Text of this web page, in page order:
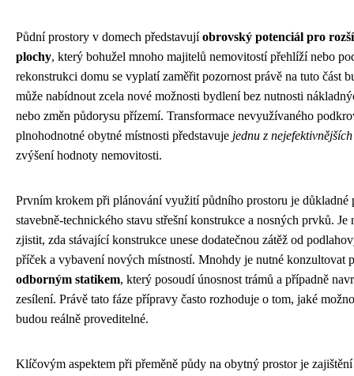
Půdní prostory v domech představujíobrovský potenciál pro
plochy, který bohužel mnoho majitelů nemovitostí přehlíží nebo
rekonstrukci domu se vyplatí zaměřit pozornost právě na tuto část
může nabídnout zcela nové možnosti bydlení bez nutnosti
nebo změn půdorysu přízemí. Transformace nevyužívaného
plnohodnotné obytné místnosti představuje jednu z
zvýšení hodnoty nemovitosti.
Prvním krokem při plánování využití půdního prostoru je důkladné
stavebně-technického stavu střešní konstrukce a nosných prvků. Je
zjistit, zda stávající konstrukce unese dodatečnou zátěž od
příček a vybavení nových místností. Mnohdy je nutné konzultovat
odborným statikem, který posoudí únosnost trámů a případně
zesílení. Právě tato fáze přípravy často rozhoduje o tom, jaké
budou reálně proveditelné.
Klíčovým aspektem při přeměně půdy na obytný prostor je zajištění